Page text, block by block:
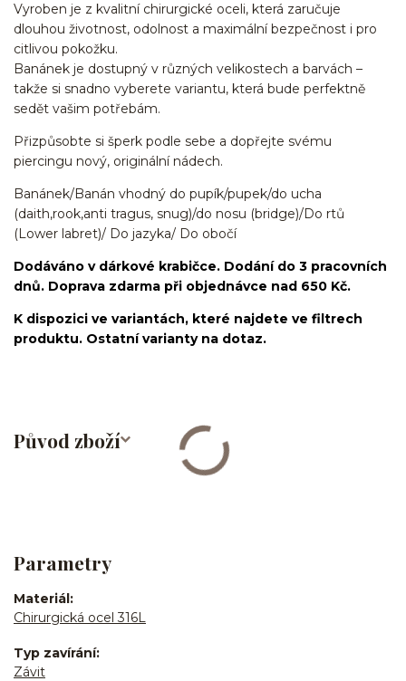
Vyroben je z kvalitní chirurgické oceli, která zaručuje
dlouhou životnost, odolnost a maximální bezpečnost i pro
citlivou pokožku.
Banánek je dostupný v různých velikostech a barvách –
takže si snadno vyberete variantu, která bude perfektně
sedět vašim potřebám.
Přizpůsobte si šperk podle sebe a dopřejte svému
piercingu nový, originální nádech.
Banánek/Banán vhodný do pupík/pupek/do ucha
(daith,rook,anti tragus, snug)/do nosu (bridge)/Do rtů
(Lower labret)/ Do jazyka/ Do obočí
Dodáváno v dárkové krabičce. Dodání do 3 pracovních
dnů. Doprava zdarma při objednávce nad 650 Kč.
K dispozici ve variantách, které najdete ve filtrech
produktu. Ostatní varianty na dotaz.
Původ zboží
Parametry
Materiál
Chirurgická ocel 316L
Typ zavírání
Závit